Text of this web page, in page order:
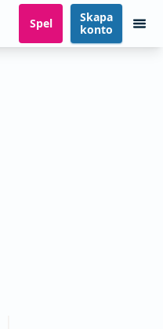
Spel
Skapa
konto